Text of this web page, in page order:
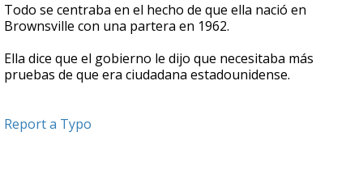
Todo se centraba en el hecho de que ella nació en
Brownsville con una partera en 1962.
Ella dice que el gobierno le dijo que necesitaba más
pruebas de que era ciudadana estadounidense.
Report a Typo